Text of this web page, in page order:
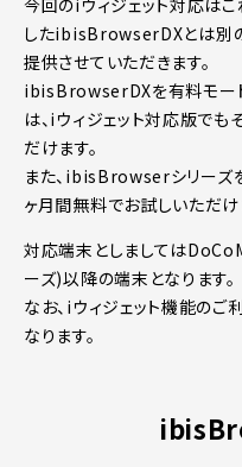
したibisBrowserDXとは別の
提供させていただきます。
ibisBrowserDXを有料モー
は、iウィジェット対応版で
だけます。
また、ibisBrowserシリーズ
ヶ月間無料でお試しいただけ
対応端末としましては
ーズ)以降の端末となります。
なお、iウィジェット機能の
なります。